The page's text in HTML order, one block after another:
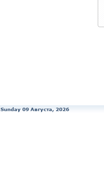
Sunday 09 Августа, 2026